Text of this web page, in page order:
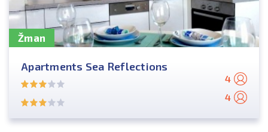
Žman
Apartments Sea Reflections
4
4